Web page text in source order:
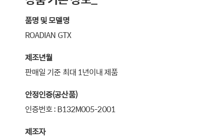
품명 및 모델명
ROADIAN GTX
제조년월
판매일 기준 최대 1년이내 제품
안정인증(공산품)
인증번호 : B132M005-2001
제조자